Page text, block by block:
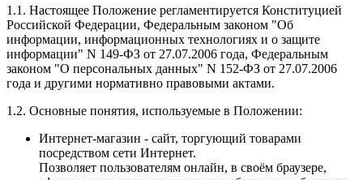
1.1. Настоящее Положение регламентируется Конституцией
Российской Федерации, Федеральным законом "Об
информации, информационных технологиях и о защите
информации" N 149-ФЗ от 27.07.2006 года, Федеральным
законом "О персональных данных" N 152-ФЗ от 27.07.2006
года и другими нормативно правовыми актами.
1.2. Основные понятия, используемые в Положении:
Интернет-магазин - сайт, торгующий товарами
посредством сети Интернет.
Позволяет пользователям онлайн, в своём браузере,